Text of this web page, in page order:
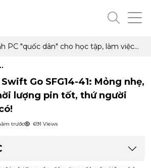
Lenovo Yoga Slim 7a (14”, 11): Mỏng
hữu
SFG14-41: Mỏng nhẹ, mạnh mẽ và thời
Go SFG14-41: Mỏng nhẹ,
lượng pin tốt, thứ người
trước 691 Views